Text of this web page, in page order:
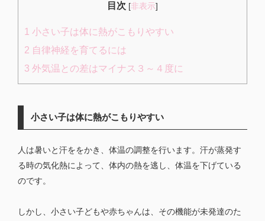
目次 [非表示]
1 小さい子は体に熱がこもりやすい​
2 自律神経を育てるには
3 外気温との差はマイナス３～４度に​
小さい子は体に熱がこもりやすい​
人は暑いと汗ををかき、体温の調整を行います。汗が蒸発す
る時の気化熱によって、体内の熱を逃し、体温を下げている
のです。
しかし、小さい子どもや赤ちゃんは、その機能が未発達のた